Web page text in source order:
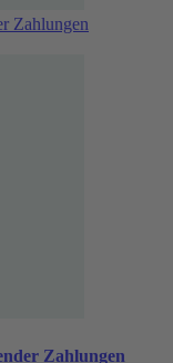
Zahlungen
Zahlungen